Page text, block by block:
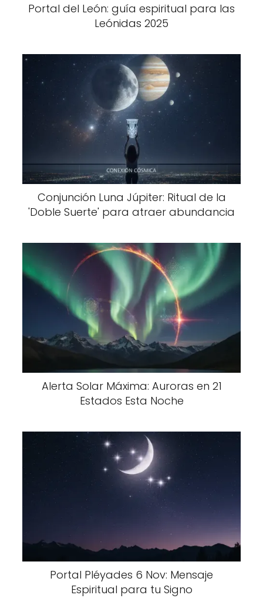
Portal del León: guía espiritual para las
Leónidas 2025
Conjunción Luna Júpiter: Ritual de la
'Doble Suerte' para atraer abundancia
Alerta Solar Máxima: Auroras en 21
Estados Esta Noche
Portal Pléyades 6 Nov: Mensaje
Espiritual para tu Signo